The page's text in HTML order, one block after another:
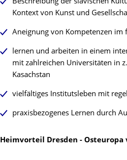
Beschreibung der slavischen
Kontext von Kunst und
Aneignung von Kompetenzen im
lernen und arbeiten in einem
mit zahlreichen Universitäten in
Kasachstan
vielfältiges Institutsleben mit
praxisbezogenes Lernen durch
Heimvorteil Dresden - Osteuropa